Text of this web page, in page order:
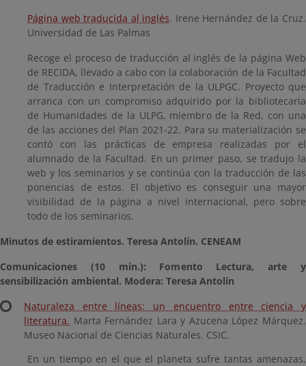
Página web traducida al inglés. Irene Hernández de la Cruz.
Universidad de Las Palmas
Recoge el proceso de traducción al inglés de la página Web
de RECIDA, llevado a cabo con la colaboración de la Facultad
de Traducción e Interpretación de la ULPGC. Proyecto que
arranca con un compromiso adquirido por la bibliotecaria
de Humanidades de la ULPG, miembro de la Red, con una
de las acciones del Plan 2021-22. Para su materialización se
contó con las prácticas de empresa realizadas por el
alumnado de la Facultad. En un primer paso, se tradujo la
web y los seminarios y se continúa con la traducción de las
ponencias de estos. El objetivo es conseguir una mayor
visibilidad de la página a nivel internacional, pero sobre
todo de los seminarios.
Minutos de estiramientos. Teresa Antolín. CENEAM
Comunicaciones (10 min.): Fomento Lectura, arte y
sensibilización ambiental. Modera: Teresa Antolín
Naturaleza entre líneas: un encuentro entre ciencia y
literatura. Marta Fernández Lara y Azucena López Márquez.
Museo Nacional de Ciencias Naturales. CSIC.
En un tiempo en el que el planeta sufre tantas amenazas,